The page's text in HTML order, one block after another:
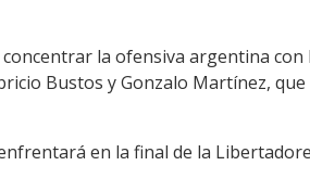
la ofensiva argentina con
Bustos y Gonzalo Martínez,
en la final de la